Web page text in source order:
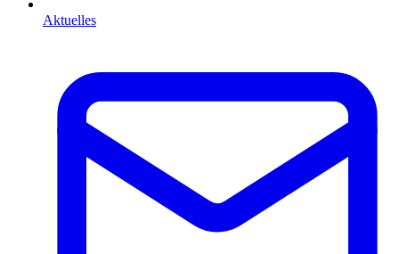
Aktuelles